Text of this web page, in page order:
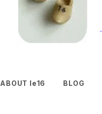
ABOUT le16 BLOG